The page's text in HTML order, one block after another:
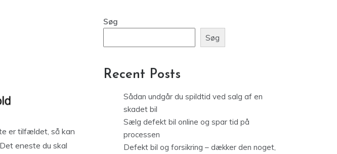
er tilfældet, så kan
eneste du skal
Søg
Søg
Recent Posts
Sådan undgår du spildtid ved salg af en
skadet bil
Sælg defekt bil online og spar tid på
processen
Defekt bil og forsikring – dækker den noget,